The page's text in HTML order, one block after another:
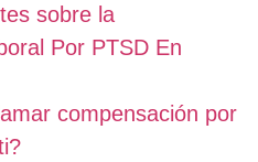
sobre la
Por PTSD En
compensación por